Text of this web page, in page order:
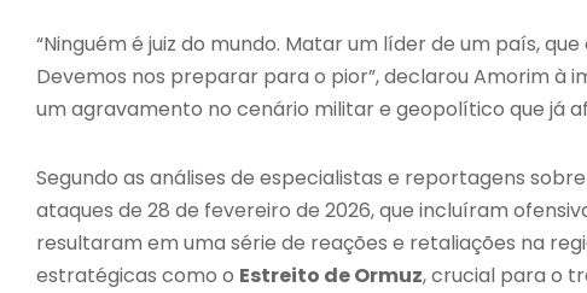
“Ninguém é juiz do mundo. Matar um líder de um país,
Devemos nos preparar para o pior”, declarou Amorim à
um agravamento no cenário militar e geopolítico que já
Segundo as análises de especialistas e reportagens
ataques de 28 de fevereiro de 2026, que incluíram
resultaram em uma série de reações e retaliações na
estratégicas como o Estreito de Ormuz, crucial para o